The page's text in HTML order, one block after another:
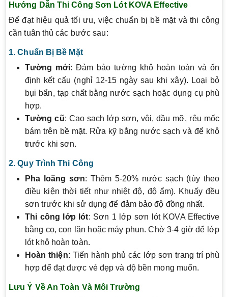
Hướng Dẫn Thi Công Sơn Lót KOVA Effective
Để đạt hiệu quả tối ưu, việc chuẩn bị bề mặt và thi công
cần tuân thủ các bước sau:
1. Chuẩn Bị Bề Mặt
Tường mới: Đảm bảo tường khô hoàn toàn và ổn
định kết cấu (nghỉ 12-15 ngày sau khi xây). Loại bỏ
bụi bẩn, tạp chất bằng nước sạch hoặc dụng cụ phù
hợp.
Tường cũ: Cạo sạch lớp sơn, vôi, dầu mỡ, rêu mốc
bám trên bề mặt. Rửa kỹ bằng nước sạch và để khô
trước khi sơn.
2. Quy Trình Thi Công
Pha loãng sơn: Thêm 5-20% nước sạch (tùy theo
điều kiện thời tiết như nhiệt độ, độ ẩm). Khuấy đều
sơn trước khi sử dụng để đảm bảo độ đồng nhất.
Thi công lớp lót: Sơn 1 lớp sơn lót KOVA Effective
bằng cọ, con lăn hoặc máy phun. Chờ 3-4 giờ để lớp
lót khô hoàn toàn.
Hoàn thiện: Tiến hành phủ các lớp sơn trang trí phù
hợp để đạt được vẻ đẹp và độ bền mong muốn.
Lưu Ý Về An Toàn Và Môi Trường